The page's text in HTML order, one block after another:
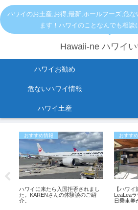
ハワイのお土産,お得,最新,ホールフーズ,危
ます！ハワイのことなんでも相談
Hawaii-ne ハワイ
ハワイお勧め
危ないハワイ情報
ハワイ土産
おすすめ情報
ハワイに来たら入国拒否されまし
た。KARENさんの体験談のご紹
介。
おすす
【ハワ
LeaLea
日乗車券